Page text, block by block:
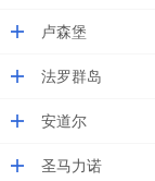
卢森堡
法罗群岛
安道尔
圣马力诺